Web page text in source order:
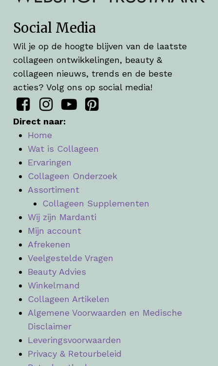
Social Media
Wil je op de hoogte blijven van de laatste
collageen ontwikkelingen, beauty &
collageen nieuws, trends en de beste
acties? Volg ons op social media!
Direct naar:
Home
Wat is Collageen
Ervaringen
Collageen Onderzoek
Assortiment
Collageen Supplementen
Wij zijn Mardanti
Mijn account
Afrekenen
Veelgestelde Vragen
Beauty Advies
Winkelmand
Collageen Artikelen
Algemene Voorwaarden en Medische
Disclaimer
Leveringsvoorwaarden
Privacy & Retourbeleid